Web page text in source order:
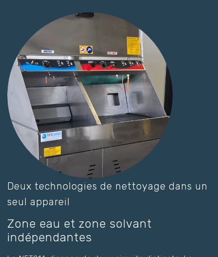
Deux technologies de nettoyage dans un
seul appareil
Zone eau et zone solvant
indépendantes